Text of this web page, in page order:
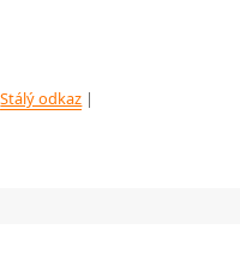
Stálý odkaz |